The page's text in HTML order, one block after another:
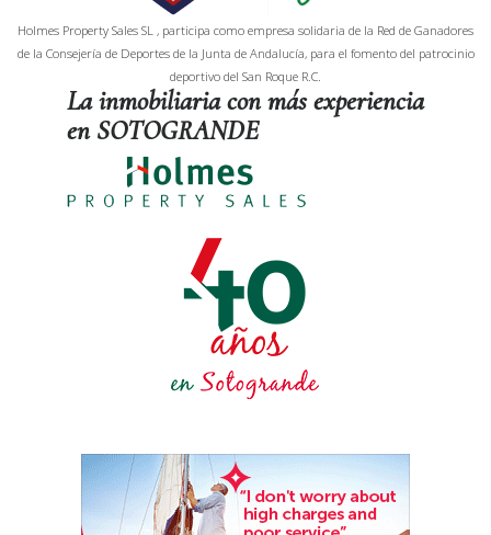
La inmobiliaria con más experiencia
en SOTOGRANDE
Holmes Property Sales SL , participa como empresa solidaria de la Red de Ganadores
de la Consejería de Deportes de la Junta de Andalucía, para el fomento del patrocinio
deportivo del San Roque R.C.